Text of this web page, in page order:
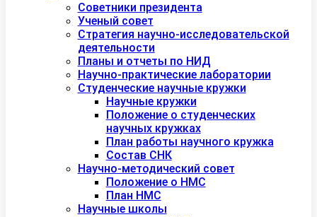
Советники президента
Ученый совет
Стратегия научно-исследовательской
деятельности
Планы и отчеты по НИД
Научно-практические лаборатории
Студенческие научные кружки
Научные кружки
Положение о студенческих
научных кружках
План работы научного кружка
Состав СНК
Научно-методический совет
Положение о НМС
План НМС
Научные школы